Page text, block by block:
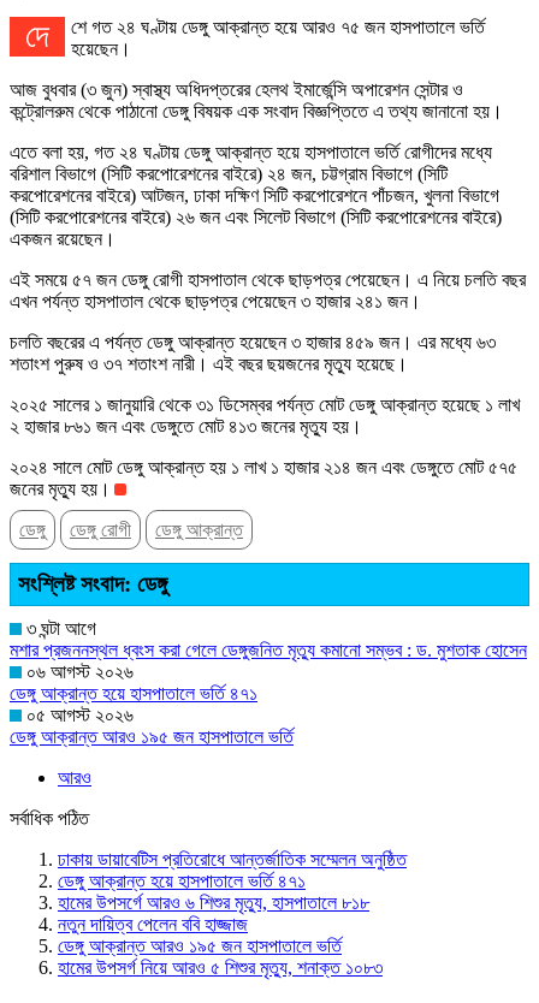
দেশে গত ২৪ ঘণ্টায় ডেঙ্গু আক্রান্ত হয়ে আরও ৭৫ জন হাসপাতালে ভর্তি
হয়েছেন।
আজ বুধবার (৩ জুন) স্বাস্থ্য অধিদপ্তরের হেলথ ইমার্জেন্সি অপারেশন সেন্টার ও
কন্ট্রোলরুম থেকে পাঠানো ডেঙ্গু বিষয়ক এক সংবাদ বিজ্ঞপ্তিতে এ তথ্য জানানো হয়।
এতে বলা হয়, গত ২৪ ঘণ্টায় ডেঙ্গু আক্রান্ত হয়ে হাসপাতালে ভর্তি রোগীদের মধ্যে
বরিশাল বিভাগে (সিটি করপোরেশনের বাইরে) ২৪ জন, চট্টগ্রাম বিভাগে (সিটি
করপোরেশনের বাইরে) আটজন, ঢাকা দক্ষিণ সিটি করপোরেশনে পাঁচজন, খুলনা বিভাগে
(সিটি করপোরেশনের বাইরে) ২৬ জন এবং সিলেট বিভাগে (সিটি করপোরেশনের বাইরে)
একজন রয়েছেন।
এই সময়ে ৫৭ জন ডেঙ্গু রোগী হাসপাতাল থেকে ছাড়পত্র পেয়েছেন। এ নিয়ে চলতি বছর
এখন পর্যন্ত হাসপাতাল থেকে ছাড়পত্র পেয়েছেন ৩ হাজার ২৪১ জন।
চলতি বছরের এ পর্যন্ত ডেঙ্গু আক্রান্ত হয়েছেন ৩ হাজার ৪৫৯ জন। এর মধ্যে ৬৩
শতাংশ পুরুষ ও ৩৭ শতাংশ নারী। এই বছর ছয়জনের মৃত্যু হয়েছে।
২০২৫ সালের ১ জানুয়ারি থেকে ৩১ ডিসেম্বর পর্যন্ত মোট ডেঙ্গু আক্রান্ত হয়েছে ১ লাখ
২ হাজার ৮৬১ জন এবং ডেঙ্গুতে মোট ৪১৩ জনের মৃত্যু হয়।
২০২৪ সালে মোট ডেঙ্গু আক্রান্ত হয় ১ লাখ ১ হাজার ২১৪ জন এবং ডেঙ্গুতে মোট ৫৭৫
জনের মৃত্যু হয়।
ডেঙ্গু
ডেঙ্গু রোগী ডেঙ্গু আক্রান্ত
সংশ্লিষ্ট সংবাদ: ডেঙ্গু
৩ ঘন্টা আগে
মশার প্রজননস্থল ধ্বংস করা গেলে ডেঙ্গুজনিত মৃত্যু কমানো সম্ভব : ড. মুশতাক হোসেন
০৬ আগস্ট ২০২৬
ডেঙ্গু আক্রান্ত হয়ে হাসপাতালে ভর্তি ৪৭১
০৫ আগস্ট ২০২৬
ডেঙ্গু আক্রান্ত আরও ১৯৫ জন হাসপাতালে ভর্তি
আরও
সর্বাধিক পঠিত
ঢাকায় ডায়াবেটিস প্রতিরোধে আন্তর্জাতিক সম্মেলন অনুষ্ঠিত
ডেঙ্গু আক্রান্ত হয়ে হাসপাতালে ভর্তি ৪৭১
হামের উপসর্গে আরও ৬ শিশুর মৃত্যু, হাসপাতালে ৮১৮
নতুন দায়িত্ব পেলেন ববি হাজ্জাজ
ডেঙ্গু আক্রান্ত আরও ১৯৫ জন হাসপাতালে ভর্তি
হামের উপসর্গ নিয়ে আরও ৫ শিশুর মৃত্যু, শনাক্ত ১০৮৩